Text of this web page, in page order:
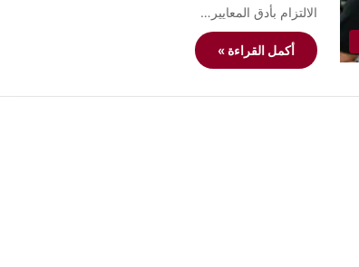
الالتزام بأدق المعايير…
أكمل القراءة »